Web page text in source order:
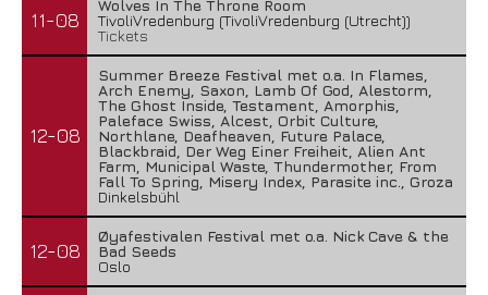
11-08
Wolves In The Throne Room
TivoliVredenburg (TivoliVredenburg (Utrecht))
Tickets
12-08
Summer Breeze Festival met o.a. In Flames,
Arch Enemy, Saxon, Lamb Of God, Alestorm,
The Ghost Inside, Testament, Amorphis,
Paleface Swiss, Alcest, Orbit Culture,
Northlane, Deafheaven, Future Palace,
Blackbraid, Der Weg Einer Freiheit, Alien Ant
Farm, Municipal Waste, Thundermother, From
Fall To Spring, Misery Index, Parasite inc., Groza
Dinkelsbühl
12-08
Øyafestivalen Festival met o.a. Nick Cave & the
Bad Seeds
Oslo